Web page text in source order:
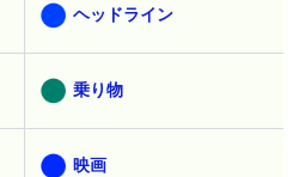
ヘッドライン
乗り物
映画